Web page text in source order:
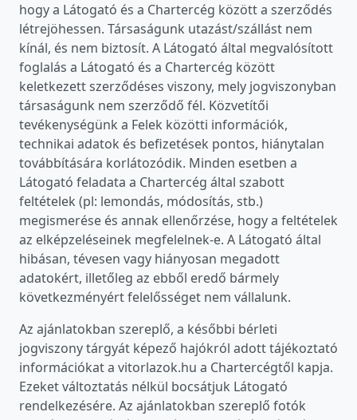
hogy a Látogató és a Chartercég között a szerződés
létrejöhessen. Társaságunk utazást/szállást nem
kínál, és nem biztosít. A Látogató által megvalósított
foglalás a Látogató és a Chartercég között
keletkezett szerződéses viszony, mely jogviszonyban
társaságunk nem szerződő fél. Közvetítői
tevékenységünk a Felek közötti információk,
technikai adatok és befizetések pontos, hiánytalan
továbbítására korlátozódik. Minden esetben a
Látogató feladata a Chartercég által szabott
feltételek (pl: lemondás, módosítás, stb.)
megismerése és annak ellenőrzése, hogy a feltételek
az elképzeléseinek megfelelnek-e. A Látogató által
hibásan, tévesen vagy hiányosan megadott
adatokért, illetőleg az ebből eredő bármely
következményért felelősséget nem vállalunk.
Az ajánlatokban szereplő, a későbbi bérleti
jogviszony tárgyát képező hajókról adott tájékoztató
információkat a vitorlazok.hu a Chartercégtől kapja.
Ezeket változtatás nélkül bocsátjuk Látogató
rendelkezésére. Az ajánlatokban szereplő fotók